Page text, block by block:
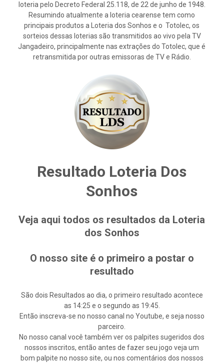
loteria pelo Decreto Federal 25.118, de 22 de junho de 1948.
Resumindo atualmente a loteria cearense tem como
principais produtos a Loteria dos Sonhos e o Totolec, os
sorteios dessas loterias são transmitidos ao vivo pela TV
Jangadeiro, principalmente nas extrações do Totolec, que é
retransmitida por outras emissoras de TV e Rádio.
Resultado Loteria Dos
Sonhos
Veja aqui todos os resultados da Loteria
dos Sonhos
O nosso site é o primeiro a postar o
resultado
São dois Resultados ao dia, o primeiro resultado acontece
as 14:25 e o segundo as 19:45.
Então inscreva-se no nosso canal no Youtube, e seja nosso
parceiro.
No nosso canal você também ver os palpites sugeridos dos
nossos inscritos, então antes de fazer seu jogo veja um
bom palpite no nosso site, ou nos comentários dos nossos